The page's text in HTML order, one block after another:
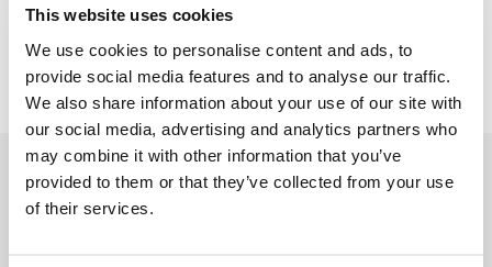
This website uses cookies
We use cookies to personalise content and ads, to
provide social media features and to analyse our traffic.
We also share information about your use of our site with
our social media, advertising and analytics partners who
may combine it with other information that you’ve
provided to them or that they’ve collected from your use
of their services.
válida para aplicaciones de Solid Surface y gracias a su
pequeño tamaño, la pulidora rotativa es excelente para el
lijado de formas con contornos, como un lavabo.
Spare parts